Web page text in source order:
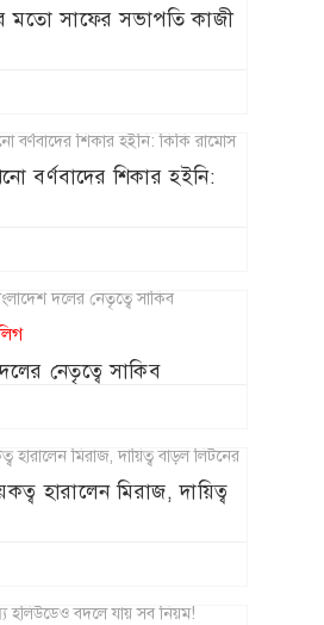
মতো সাফের সভাপতি কাজী
বর্ণবাদের শিকার হইনি:
নেতৃত্বে সাকিব
হারালেন মিরাজ, দায়িত্ব